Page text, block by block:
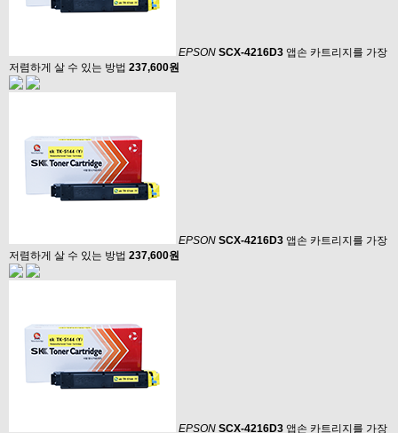
EPSON SCX-4216D3 앱손 카트리지를 가장
저렴하게 살 수 있는 방법 237,600원
EPSON SCX-4216D3 앱손 카트리지를 가장
저렴하게 살 수 있는 방법 237,600원
EPSON SCX-4216D3 앱손 카트리지를 가장